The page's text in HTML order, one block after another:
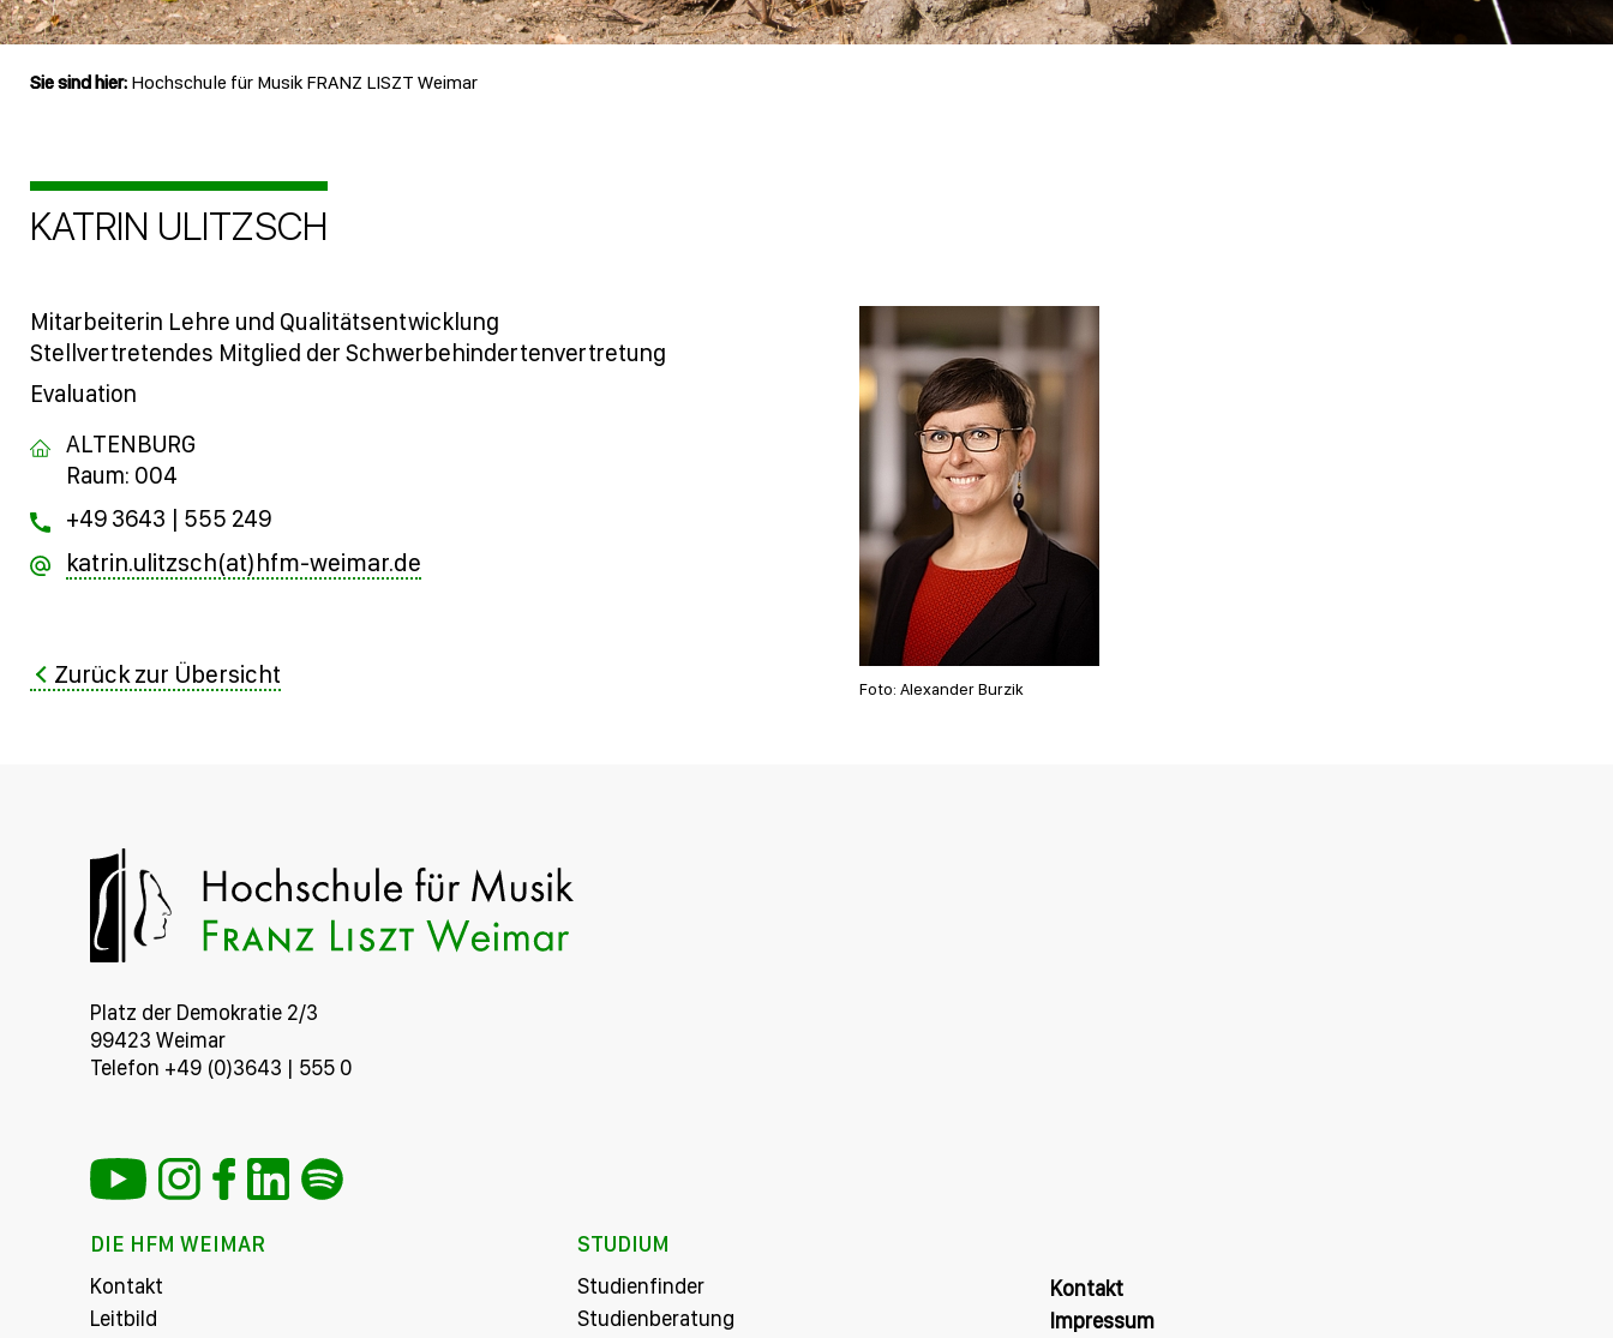
Sie sind hier: Hochschule für Musik FRANZ LISZT Weimar
KATRIN ULITZSCH
Foto: Alexander Burzik
Mitarbeiterin Lehre und Qualitätsentwicklung
Stellvertretendes Mitglied der Schwerbehindertenvertretung
Evaluation
ALTENBURG
Raum: 004
+49 3643 | 555 249
katrin.ulitzsch(at)hfm-weimar.de
Zurück zur Übersicht
Platz der Demokratie 2/3
99423 Weimar
Telefon +49 (0)3643 | 555 0
DIE HFM WEIMAR
Kontakt
Leitbild
STUDIUM
Studienfinder
Studienberatung
Kontakt
Impressum